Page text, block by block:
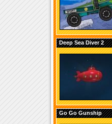
Deep Sea Diver 2
Go Go Gunship